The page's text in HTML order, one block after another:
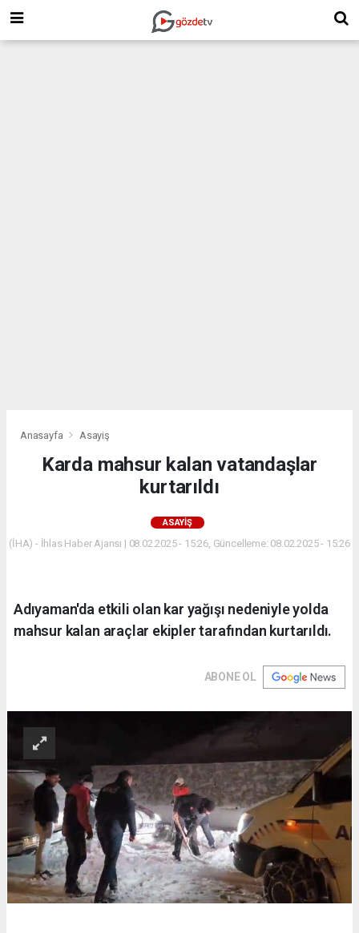
Anasayfa Asayiş
Karda mahsur kalan vatandaşlar
kurtarıldı
ASAYIŞ
(İHA) - İhlas Haber Ajansı | 08.02.2025 - 15:26, Güncelleme: 08.02.2025 - 15:26
Adıyaman'da etkili olan kar yağışı nedeniyle yolda
mahsur kalan araçlar ekipler tarafından kurtarıldı.
ABONE OL